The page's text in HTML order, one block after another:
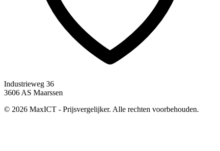
Industrieweg 36
3606 AS Maarssen
© 2026 MaxICT - Prijsvergelijker. Alle rechten voorbehouden.